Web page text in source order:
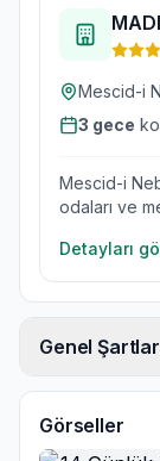
Mescid-i
3 gece
Mescid-i
odaları ve
Detayları
Genel
Görseller